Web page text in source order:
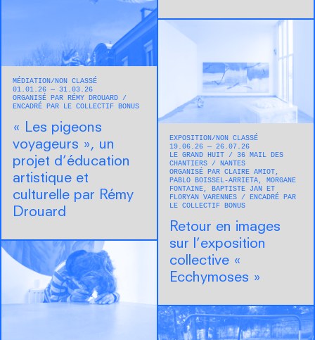
MÉDIATION
NON CLASSÉ
01.01.26 — 31.03.26
ORGANISÉ PAR RÉMY DROUARD
ENCADRÉ PAR LE COLLECTIF BONUS
« Les pigeons
voyageurs », un
projet d’éducation
artistique et
culturelle par Rémy
Drouard
EXPOSITION NON CLASSÉ
19.06.26 — 26.07.26
LE GRAND HUIT
36 MAIL DES
CHANTIERS
NANTES
ORGANISÉ PAR CLAIRE AMIOT,
PABLO BOISSEL-ARRIETA, MORGANE
FONTAINE, BAPTISTE JAN ET
FLORYAN VARENNES
ENCADRÉ PAR
LE COLLECTIF BONUS
Retour en images
sur l’exposition
collective «
Ecchymoses »